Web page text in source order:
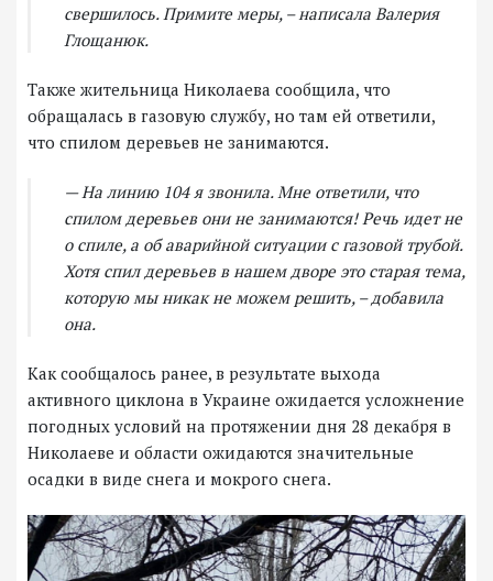
свершилось. Примите меры, – написала Валерия
Глощанюк.
Также жительница Николаева сообщила, что
обращалась в газовую службу, но там ей ответили,
что спилом деревьев не занимаются.
— На линию 104 я звонила. Мне ответили, что
спилом деревьев они не занимаются! Речь идет не
о спиле, а об аварийной ситуации с газовой трубой.
Хотя спил деревьев в нашем дворе это старая тема,
которую мы никак не можем решить, – добавила
она.
Как сообщалось ранее, в результате выхода
активного циклона в Украине ожидается усложнение
погодных условий на протяжении дня 28 декабря в
Николаеве и области ожидаются значительные
осадки в виде снега и мокрого снега.